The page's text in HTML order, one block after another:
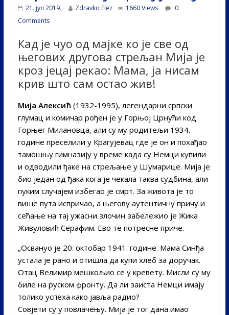
21. јул 2019. Zdravko Elez 1660 Views
0
Comments
Кад је чуо од мајке ко је све од
његових другова стрељан Мија је
кроз јецај рекао: Мама, ја нисам
крив што сам остао жив!
Мија Алексић (1932-1995), легендарни српски
глумац и комичар рођен је у Горњој Црнући код
Горњег Милановца, али су му родитељи 1934.
године преселили у Крагујевац где је он и похађао
тамошњу гимназију у време када су Немци купили
и одводили ђаке на стрељање у Шумарице. Мија је
био један од ђака кога је чекала таква судбина, али
пуким случајем избегао је смрт. За живота је то
више пута испричао, а његову аутентичну причу и
сећање на тај ужасни злочин забележио је Жика
Живуловић Серафим. Ево те потресне приче.
„Освануо је 20. октобар 1941. године. Мама Синђа
устала је рано и отишла да купи хлеб за доручак.
Отац Велимир мешкољио се у кревету. Мисли су му
биле на руском фронту. Да ли заиста Немци имају
толико успеха како јавља радио?
Совјети су у повлачењу. Мија је тог дана имао